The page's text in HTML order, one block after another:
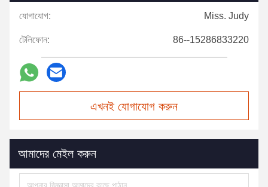
যোগাযোগ: Miss. Judy
টেলিফোন: 86--15286833220
এখনই যোগাযোগ করুন
আমাদের মেইল করুন